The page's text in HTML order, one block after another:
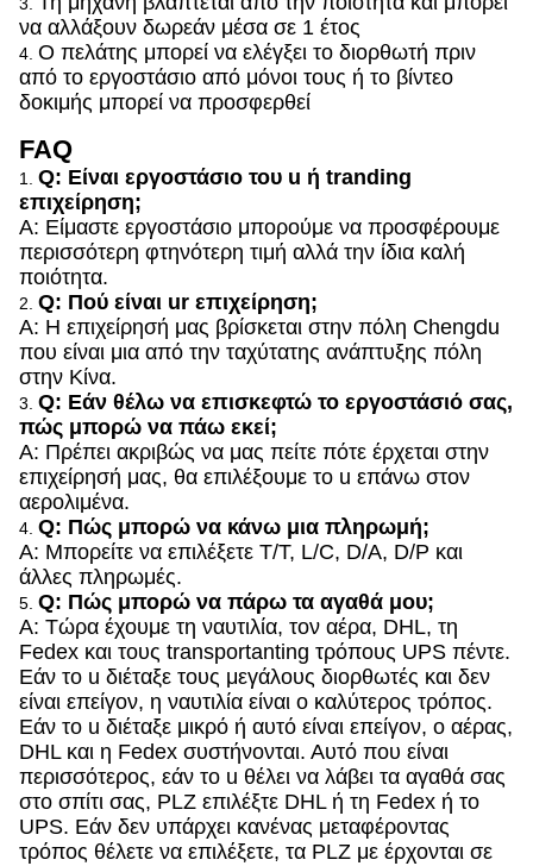
να αλλάξουν δωρεάν μέσα σε 1 έτος
4. Ο πελάτης μπορεί να ελέγξει το διορθωτή πριν
από το εργοστάσιο από μόνοι τους ή το βίντεο
δοκιμής μπορεί να προσφερθεί
FAQ
1. Q: Είναι εργοστάσιο του u ή tranding
επιχείρηση;
Α: Είμαστε εργοστάσιο μπορούμε να προσφέρουμε
περισσότερη φτηνότερη τιμή αλλά την ίδια καλή
ποιότητα.
2. Q: Πού είναι ur επιχείρηση;
Α: Η επιχείρησή μας βρίσκεται στην πόλη Chengdu
που είναι μια από την ταχύτατης ανάπτυξης πόλη
στην Κίνα.
3. Q: Εάν θέλω να επισκεφτώ το εργοστάσιό σας,
πώς μπορώ να πάω εκεί;
Α: Πρέπει ακριβώς να μας πείτε πότε έρχεται στην
επιχείρησή μας, θα επιλέξουμε το u επάνω στον
αερολιμένα.
4. Q: Πώς μπορώ να κάνω μια πληρωμή;
Α: Μπορείτε να επιλέξετε T/T, L/C, D/A, D/P και
άλλες πληρωμές.
5. Q: Πώς μπορώ να πάρω τα αγαθά μου;
Α: Τώρα έχουμε τη ναυτιλία, τον αέρα, DHL, τη
Fedex και τους transportanting τρόπους UPS πέντε.
Εάν το u διέταξε τους μεγάλους διορθωτές και δεν
είναι επείγον, η ναυτιλία είναι ο καλύτερος τρόπος.
Εάν το u διέταξε μικρό ή αυτό είναι επείγον, ο αέρας,
DHL και η Fedex συστήνονται. Αυτό που είναι
περισσότερος, εάν το u θέλει να λάβει τα αγαθά σας
στο σπίτι σας, PLZ επιλέξτε DHL ή τη Fedex ή το
UPS. Εάν δεν υπάρχει κανένας μεταφέροντας
τρόπος θέλετε να επιλέξετε, τα PLZ με έρχονται σε